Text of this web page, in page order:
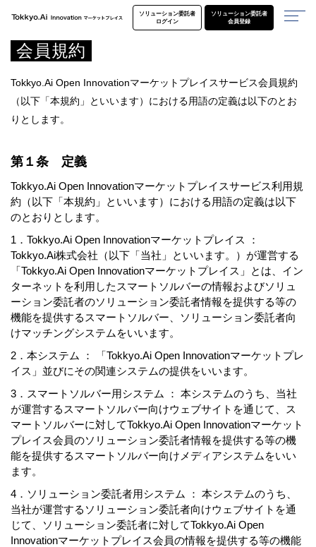
ソリューション委託者
ログイン
ソリューション委託者
会員登録
会員規約
Tokkyo.Ai Open Innovationマーケットプレイスサービス会員規約
（以下「本規約」といいます）における用語の定義は以下のとお
りとします。
第１条 定義
Tokkyo.Ai Open Innovationマーケットプレイスサービス利用規
約（以下「本規約」といいます）における用語の定義は以下
のとおりとします。
1．Tokkyo.Ai Open Innovationマーケットプレイス ：
Tokkyo.Ai株式会社（以下「当社」といいます。）が運営する
「Tokkyo.Ai Open Innovationマーケットプレイス」とは、イン
ターネットを利用したスマートソルバーの情報およびソリュ
ーション委託者のソリューション委託者情報を提供する等の
機能を提供するスマートソルバー、ソリューション委託者向
けマッチングシステムをいいます。
2．本システム ： 「Tokkyo.Ai Open Innovationマーケットプレ
イス」並びにその関連システムの提供をいいます。
3．スマートソルバー用システム ： 本システムのうち、当社
が運営するスマートソルバー向けウェブサイトを通じて、ス
マートソルバーに対してTokkyo.Ai Open Innovationマーケット
プレイス会員のソリューション委託者情報を提供する等の機
能を提供するスマートソルバー向けメディアシステムをいい
ます。
4．ソリューション委託者用システム ： 本システムのうち、
当社が運営するソリューション委託者向けウェブサイトを通
じて、ソリューション委託者に対してTokkyo.Ai Open
Innovationマーケットプレイス会員の情報を提供する等の機能